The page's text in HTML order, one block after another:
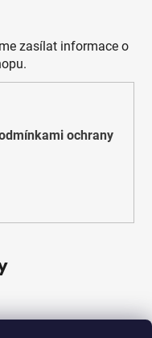
zasílat informace o
ochrany